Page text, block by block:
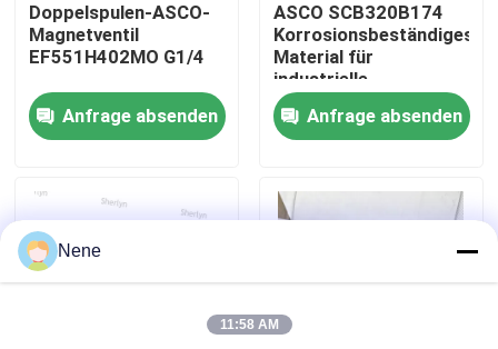
Qualitätskontrolle
Kontakt mit uns
Neuigkeiten
Bitte um ein Angebot
Pneumatische Rohrverbindungen
Doppelspulen-ASCO-
Magnetventil
EF551H402MO G1/4
Anfrage absenden
ASCO SCB320B174
Korrosionsbeständiges
Material für
industrielle
elektromagnetische
Ventile Chemische
Prozesssteuerung
Anfrage absenden
Nene
11:58 AM